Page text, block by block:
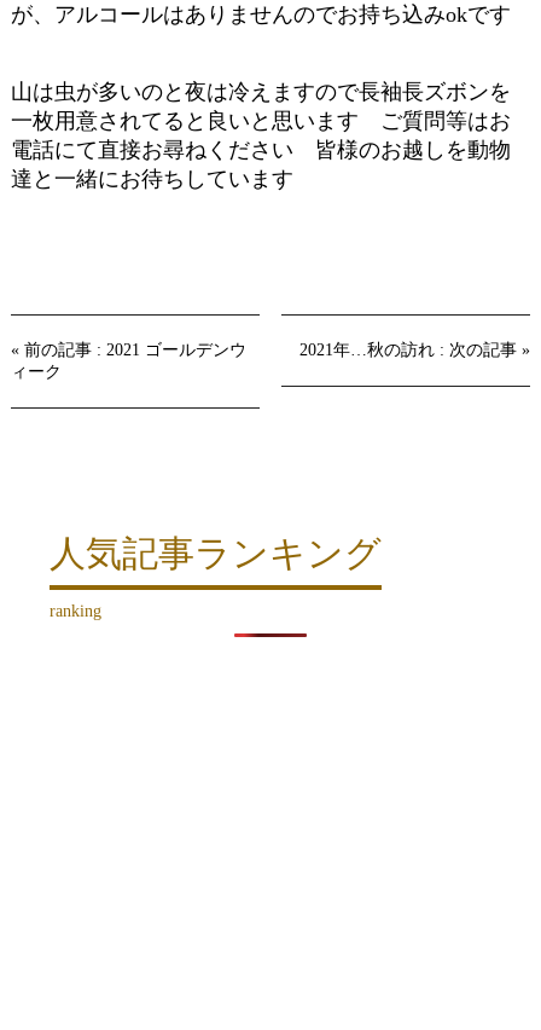
が、アルコールはありませんのでお持ち込みokです
山は虫が多いのと夜は冷えますので長袖長ズボンを
一枚用意されてると良いと思います ご質問等はお
電話にて直接お尋ねください 皆様のお越しを動物
達と一緒にお待ちしています
« 前の記事 : 2021 ゴールデンウ
ィーク
2021年…秋の訪れ : 次の記事 »
人気記事ランキング
ranking